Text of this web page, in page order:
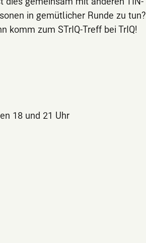
in gemütlicher Runde zu tun?
komm zum STrIQ-Treff bei TrIQ!
18 und 21 Uhr